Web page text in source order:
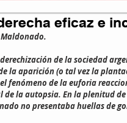
eficaz e
de la sociedad
la aparición (o tal vez la
fenómeno de la euforia
de la autopsia. En la plenitud
no presentaba huellas de